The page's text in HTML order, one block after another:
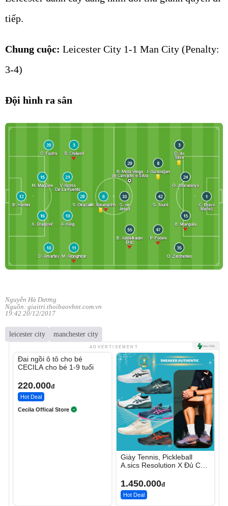
tiếp.
Chung cuộc: Leicester City 1-1 Man City (Penalty:
3-4)
Đội hình ra sân
Nguyễn Hà Dương
Nguồn: giaitri.thoibaovhnt.com.vn
19:42 20/12/2017
leicester city manchester city
ADVERTISEMENT
Đai ngồi ô tô cho bé
CECILA cho bé 1-9 tuổi
220.000đ
Hot Deal
Cecila Offical Store
Giày Tennis, Pickleball
A.sics Resolution X Đủ Các
1.450.000đ
Hot Deal